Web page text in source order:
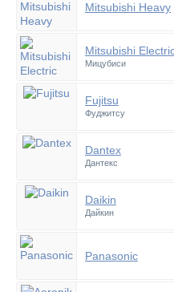
Mitsubishi Heavy
Mitsubishi
Мицубиси
Fujitsu
Фуджитсу
Dantex
Дантекс
Daikin
Дайкин
Panasonic